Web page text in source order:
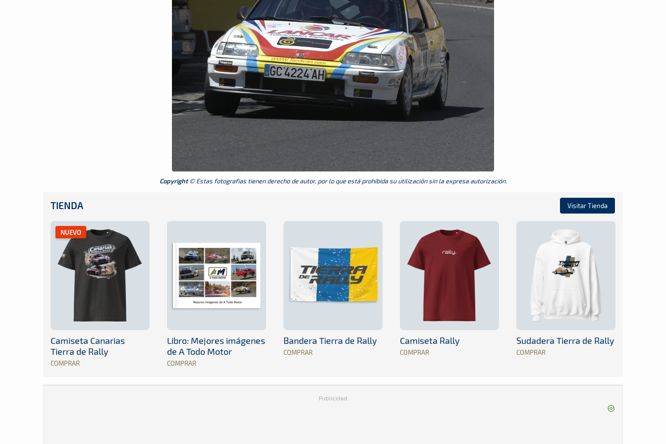
Copyright© Estas fotografias tienen derecho de autor, por lo que está prohibida su utilización sin la expresa autorización.
TIENDA Visitar Tienda
NUEVO
Camiseta Canarias
Tierra de Rally
COMPRAR
Libro: Mejores imágenes
de A Todo Motor
COMPRAR
Bandera Tierra de Rally
COMPRAR
Camiseta Rally
COMPRAR
Sudadera Tierra de Rally
COMPRAR
Publicidad